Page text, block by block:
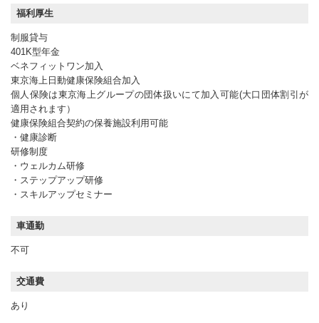
福利厚生
制服貸与
401K型年金
ベネフィットワン加入
東京海上日動健康保険組合加入
個人保険は東京海上グループの団体扱いにて加入可能(大口団体割引が
適用されます）
健康保険組合契約の保養施設利用可能
・健康診断
研修制度
・ウェルカム研修
・ステップアップ研修
・スキルアップセミナー
車通勤
不可
交通費
あり